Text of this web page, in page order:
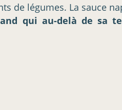
de légumes. La sauce
qui au-delà de sa